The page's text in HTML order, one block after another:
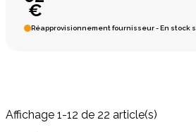
€
Réapprovisionnement fournisseur - En stock
Affichage 1-12 de 22 article(s)